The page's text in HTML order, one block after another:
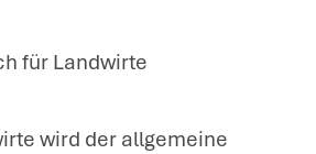
für Landwirte
wird der allgemeine